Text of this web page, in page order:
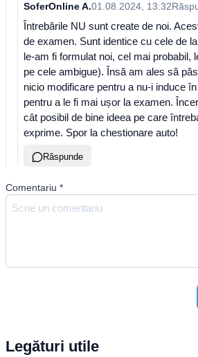
SoferOnline A.01.08.2024, 13:32
Întrebările NU sunt create de noi.
de examen. Sunt identice cu cele de
le-am fi formulat noi, cel mai probabil,
pe cele ambigue). Însă am ales să
nicio modificare pentru a nu-i induce
pentru a le fi mai ușor la examen.
cât posibil de bine ideea pe care
exprime. Spor la chestionare auto!
Răspunde
Comentariu *
Legături utile